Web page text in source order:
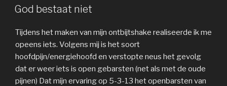
OP
God bestaat niet
Tijdens het maken van mijn ontbijtshake realiseerde ik me
opeens iets. Volgens mij is het soort
hoofdpijn/energiehoofd en verstopte neus het gevolg
dat er weer iets is open gebarsten (net als met de oude
pijnen) Dat mijn ervaring op 5-3-13 het openbarsten van